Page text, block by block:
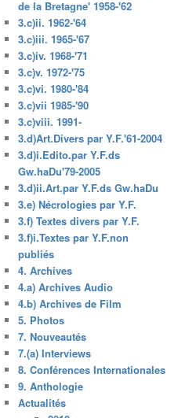
de la Bretagne' 1958-'62
3.c)ii. 1962-'64
3.c)iii. 1965-'67
3.c)iv. 1968-'71
3.c)v. 1972-'75
3.c)vi. 1980-'84
3.c)vii 1985-'90
3.c)viii. 1991-
3.d)Art.Divers par Y.F.'61-2004
3.d)i.Edito.par Y.F.ds
Gw.haDu'79-2005
3.d)ii.Art.par Y.F.ds Gw.haDu
3.e) Nécrologies par Y.F.
3.f) Textes divers par Y.F.
3.f)i.Textes par Y.F.non
publiés
4. Archives
4.a) Archives Audio
4.b) Archives de Film
5. Photos
7. Nouveautés
7.(a) Interviews
8. Conférences Internationales
9. Anthologie
Actualités